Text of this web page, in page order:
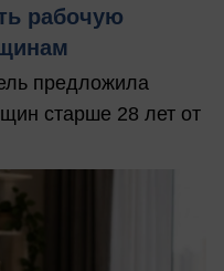
рабочую
предложила
старше 28 лет от